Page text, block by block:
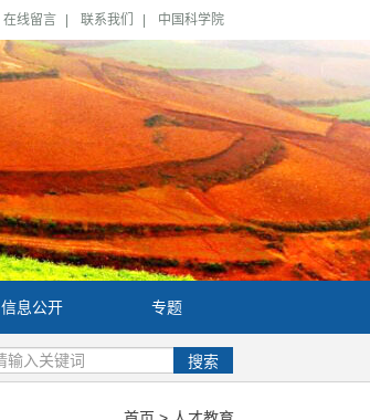
在线留言 联系我们 中国科学院
信息公开 专题
搜索